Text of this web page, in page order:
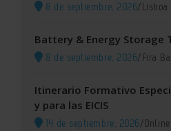
8 de septiembre, 2026/
Battery & Energy Storage
8 de septiembre, 2026/Fira
Itinerario Formativo
y para las EICIS
14 de septiembre, 2026/Online